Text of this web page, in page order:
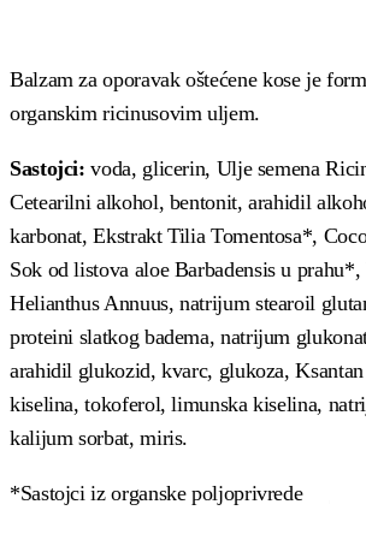
Balzam za oporavak oštećene kose je
organskim ricinusovim uljem.
Sastojci:voda, glicerin, Ulje semena
Cetearilni alkohol, bentonit, arahidil
karbonat, Ekstrakt Tilia Tomentosa*,
Sok od listova aloe Barbadensis u prahu*,
Helianthus Annuus, natrijum stearoil
proteini slatkog badema, natrijum
arahidil glukozid, kvarc, glukoza,
kiselina, tokoferol, limunska kiselina,
kalijum sorbat, miris.
*Sastojci iz organske poljoprivrede